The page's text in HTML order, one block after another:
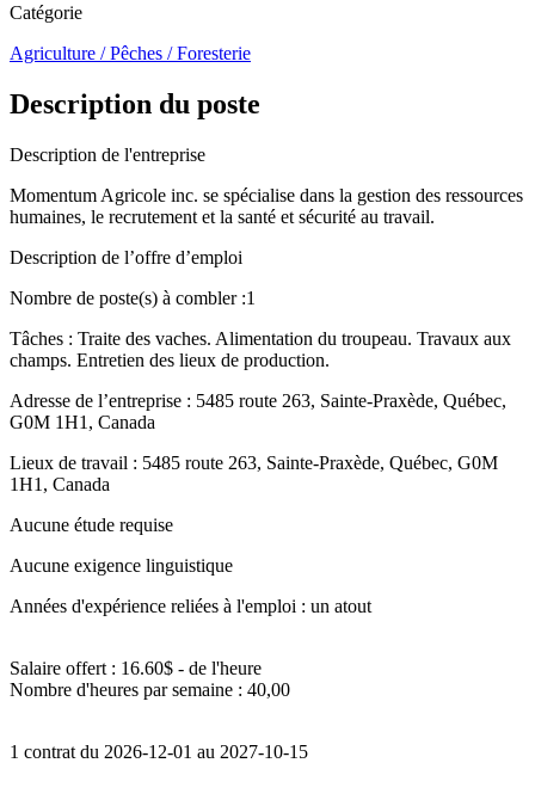
Catégorie
Agriculture / Pêches / Foresterie
Description du poste
Description de l'entreprise
Momentum Agricole inc. se spécialise dans la gestion des ressources
humaines, le recrutement et la santé et sécurité au travail.
Description de l’offre d’emploi
Nombre de poste(s) à combler :1
Tâches : Traite des vaches. Alimentation du troupeau. Travaux aux
champs. Entretien des lieux de production.
Adresse de l’entreprise : 5485 route 263, Sainte-Praxède, Québec,
G0M 1H1, Canada
Lieux de travail : 5485 route 263, Sainte-Praxède, Québec, G0M
1H1, Canada
Aucune étude requise
Aucune exigence linguistique
Années d'expérience reliées à l'emploi : un atout
Salaire offert : 16.60$ - de l'heure
Nombre d'heures par semaine : 40,00
1 contrat du 2026-12-01 au 2027-10-15